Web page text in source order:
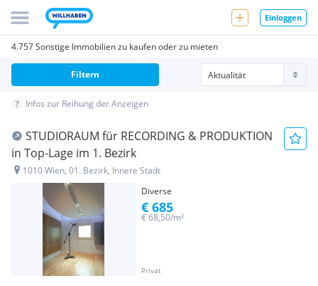
Einloggen
4.757 Sonstige Immobilien zu kaufen oder zu mieten
Filtern
Infos zur Reihung der Anzeigen
STUDIORAUM für RECORDING & PRODUKTION
in Top-Lage im 1. Bezirk
1010 Wien, 01. Bezirk, Innere Stadt
Diverse
Privat
€ 68,50/m²
€ 685